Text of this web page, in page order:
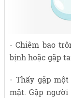
- Chiêm bao
bịnh hoặc gặp
- Thấy gặp
mặt. Gặp